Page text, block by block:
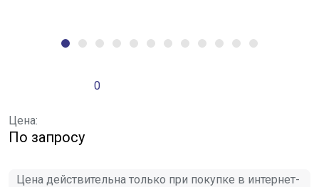
0
Цена:
По запросу
Цена действительна только при покупке в интернет-